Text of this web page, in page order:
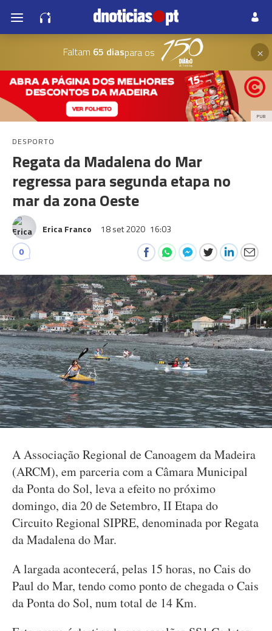
Faltam 65 diaspara os ×
PUB
DESPORTO
Regata da Madalena do Mar
regressa para segunda etapa no
mar da zona Oeste
Erica Franco 18 set 2020 16:03
0
A Associação Regional de Canoagem da Madeira
(ARCM), em parceria com a Câmara Municipal
da Ponta do Sol, leva a efeito no próximo
domingo, dia 20 de Setembro, II Etapa do
Circuito Regional SIPRE, denominada por Regata
da Madalena do Mar.
A largada acontecerá, pelas 15 horas, no Cais do
Paul do Mar, tendo como ponto de chegada o Cais
da Ponta do Sol, num total de 14 Km.